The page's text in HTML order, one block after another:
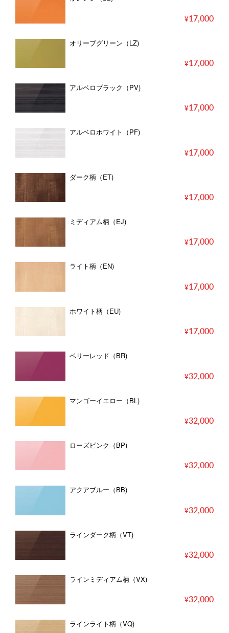
17,000
オリーブグリーン（LZ)
17,000
アルベロブラック（PV)
17,000
アルベロホワイト（PF)
17,000
ダーク柄（ET)
17,000
ミディアム柄（EJ)
17,000
ライト柄（EN)
17,000
ホワイト柄（EU)
17,000
ベリーレッド（BR)
32,000
マンゴーイエロー（BL)
32,000
ローズピンク（BP)
32,000
アクアブルー（BB)
32,000
ラインダーク柄（VT)
32,000
ラインミディアム柄（VX)
32,000
ラインライト柄（VQ)